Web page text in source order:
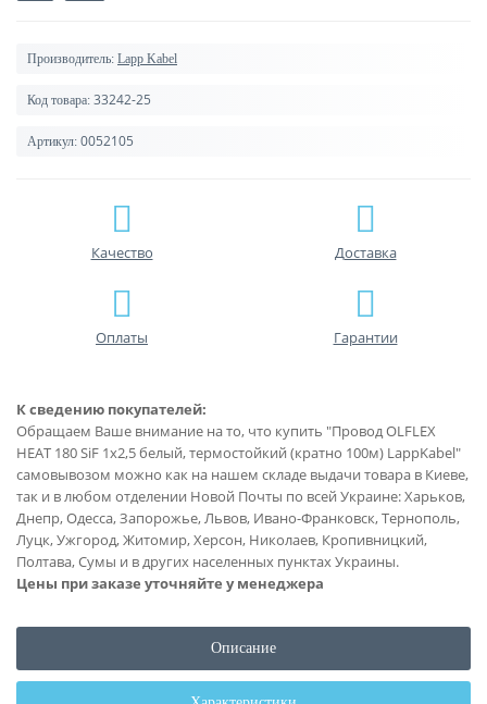
Производитель: Lapp Kabel
Код товара: 33242-25
Артикул: 0052105
Качество Доставка
Оплаты Гарантии
К сведению покупателей:
Обращаем Ваше внимание на то, что купить "Провод OLFLEX
HEAT 180 SiF 1x2,5 белый, термостойкий (кратно 100м) LappKabel"
самовывозом можно как на нашем складе выдачи товара в Киеве,
так и в любом отделении Новой Почты по всей Украине: Харьков,
Днепр, Одесса, Запорожье, Львов, Ивано-Франковск, Тернополь,
Луцк, Ужгород, Житомир, Херсон, Николаев, Кропивницкий,
Полтава, Сумы и в других населенных пунктах Украины.
Цены при заказе уточняйте у менеджера
Описание